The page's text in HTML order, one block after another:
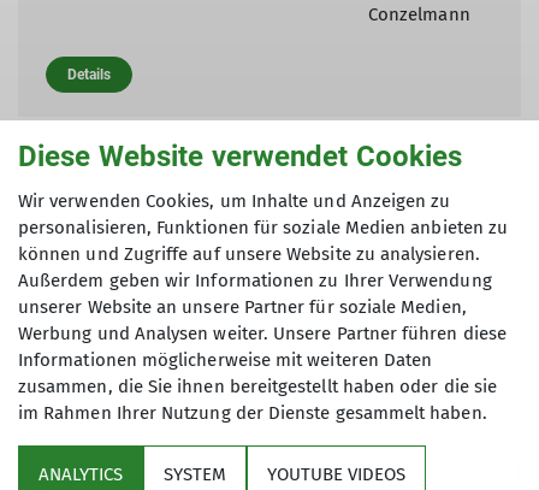
Conzelmann
Details
Hüttenputz und Landschaftspflege ums Ebinger Haus
Details
Helferfest
07.11.2026
Details
Diese Website verwendet Cookies
Wir verwenden Cookies, um Inhalte und Anzeigen zu
personalisieren, Funktionen für soziale Medien anbieten zu
können und Zugriffe auf unsere Website zu analysieren.
Außerdem geben wir Informationen zu Ihrer Verwendung
unserer Website an unsere Partner für soziale Medien,
Werbung und Analysen weiter. Unsere Partner führen diese
Informationen möglicherweise mit weiteren Daten
zusammen, die Sie ihnen bereitgestellt haben oder die sie
im Rahmen Ihrer Nutzung der Dienste gesammelt haben.
ANALYTICS SYSTEM YOUTUBE VIDEOS